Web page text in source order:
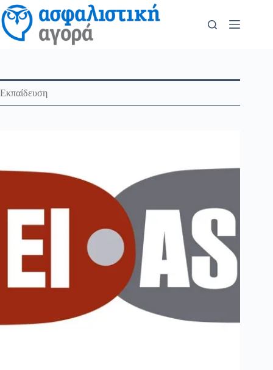
Εκπαίδευση